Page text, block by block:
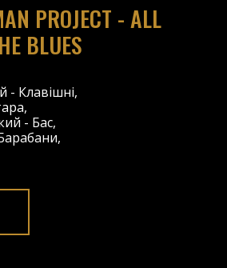
PROJECT - ALL
BLUES
- Клавішні,
,
- Бас,
,